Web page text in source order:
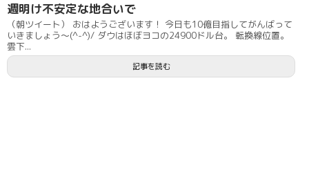
週明け不安定な地合いで
（朝ツイート） おはようございます！ 今日も10億目指してがんばって
いきましょう〜(^-^)/ ダウはほぼヨコの24900ドル台。 転換線位置。
雲下...
記事を読む